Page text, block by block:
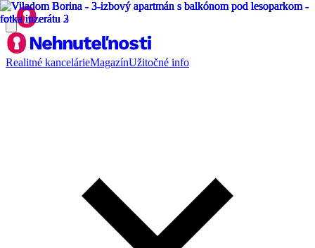
Realitné kancelárieMagazínUžitočné info